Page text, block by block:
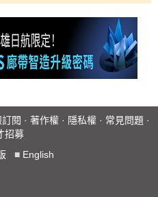
閱 · 著作權 · 隱私權 · 常見問題 ·
招募
■ English